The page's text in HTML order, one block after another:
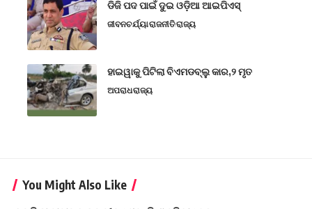
ଡିଜି ପଦ ପାଇଁ ଦୁଇ ଓଡ଼ିଆ ଆଇପିଏସ୍
ଜୀବନଚର୍ଯ୍ୟାରାଜନୀତିରାଜ୍ୟ
ହାଇୱାକୁ ପିଟିଲା ବିଏମଡବ୍ଲୁ କାର,୨ ମୃତ
ଅପରାଧରାଜ୍ୟ
You Might Also Like